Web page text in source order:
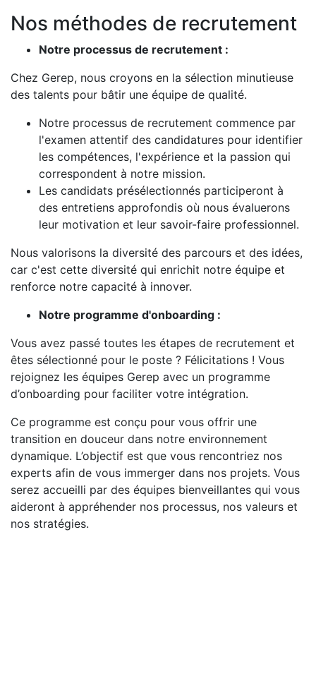
Nos méthodes de recrutement
Notre processus de recrutement :
Chez Gerep, nous croyons en la sélection minutieuse
des talents pour bâtir une équipe de qualité.
Notre processus de recrutement commence par
l'examen attentif des candidatures pour identifier
les compétences, l'expérience et la passion qui
correspondent à notre mission.
Les candidats présélectionnés participeront à
des entretiens approfondis où nous évaluerons
leur motivation et leur savoir-faire professionnel.
Nous valorisons la diversité des parcours et des idées,
car c'est cette diversité qui enrichit notre équipe et
renforce notre capacité à innover.
Notre programme d'onboarding :
Vous avez passé toutes les étapes de recrutement et
êtes sélectionné pour le poste ? Félicitations ! Vous
rejoignez les équipes Gerep avec un programme
d’onboarding pour faciliter votre intégration.
Ce programme est conçu pour vous offrir une
transition en douceur dans notre environnement
dynamique. L’objectif est que vous rencontriez nos
experts afin de vous immerger dans nos projets. Vous
serez accueilli par des équipes bienveillantes qui vous
aideront à appréhender nos processus, nos valeurs et
nos stratégies.